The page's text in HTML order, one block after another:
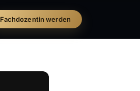
Fachdozentin werden